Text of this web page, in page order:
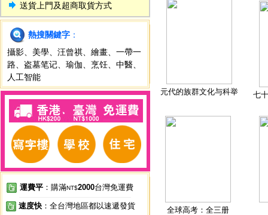
送貨上門及超商取貨方式
熱搜關鍵字 ：
攝影
美學 汪曾祺 繪畫
一帶一
路
盗墓笔记 瑜伽 烹饪 中醫
人工智能
運費平 ：購滿NT$2000台灣免運費
速度快 ：全台灣地區都以速遞發貨
元代的族群文化与科举 七
全球高考：全三册